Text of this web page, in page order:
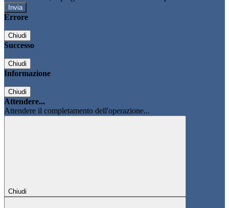
Errore
Chiudi
Successo
Chiudi
Informazione
Chiudi
Attendere...
Attendere il completamento dell'operazione...
Chiudi